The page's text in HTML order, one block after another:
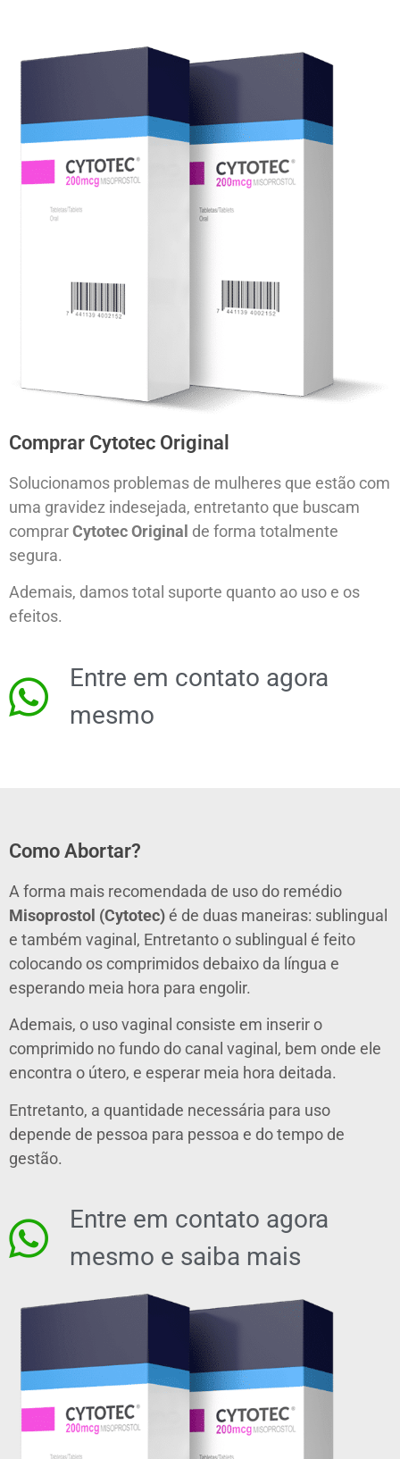
Comprar Cytotec Original
Solucionamos problemas de mulheres que estão com
uma gravidez indesejada, entretanto que buscam
comprarCytotec Original de forma totalmente
segura.
Ademais, damos total suporte quanto ao uso e os
efeitos.
Entre em contato agora
mesmo
Como Abortar?
A forma mais recomendada de uso do remédio
Misoprostol (Cytotec)é de duas maneiras: sublingual
e também vaginal, Entretanto o sublingual é feito
colocando os comprimidos debaixo da língua e
esperando meia hora para engolir.
Ademais, o uso vaginal consiste em inserir o
comprimido no fundo do canal vaginal, bem onde ele
encontra o útero, e esperar meia hora deitada.
Entretanto, a quantidade necessária para uso
depende de pessoa para pessoa e do tempo de
gestão.
Entre em contato agora
mesmo e saiba mais